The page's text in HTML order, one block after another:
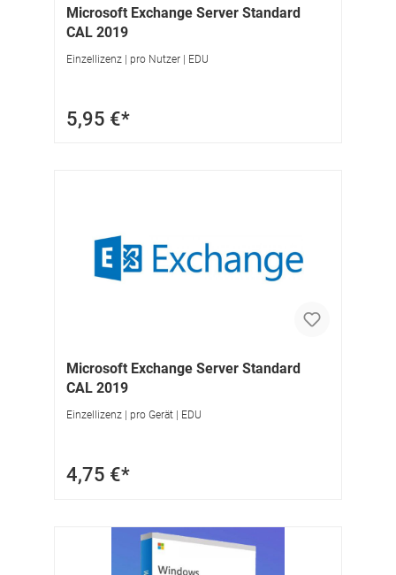
Microsoft Exchange Server Standard
CAL 2019
Einzellizenz | pro Nutzer | EDU
5,95 €*
Microsoft Exchange Server Standard
CAL 2019
Einzellizenz | pro Gerät | EDU
4,75 €*